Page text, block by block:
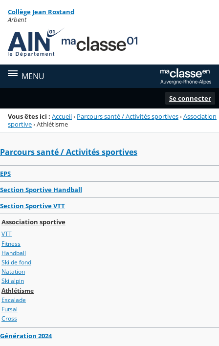
Menu de la rubrique
Contenu
Collège Jean Rostand
Arbent
MENU
Se connecter
Vous êtes ici : Accueil› Parcours santé / Activités sportives›Association
sportive›Athlétisme
Parcours santé / Activités sportives
EPS
Section Sportive Handball
Section Sportive VTT
Association sportive
VTT
Fitness
Handball
Ski de fond
Natation
Ski alpin
Athlétisme
Escalade
Futsal
Cross
Génération 2024